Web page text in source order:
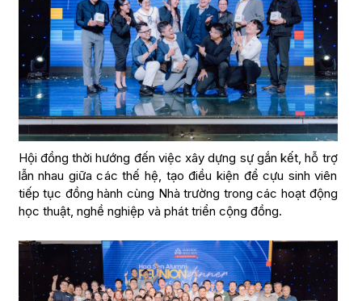
Hội đồng thời hướng đến việc xây dựng sự gắn kết, hỗ trợ
lẫn nhau giữa các thế hệ, tạo điều kiện để cựu sinh viên
tiếp tục đồng hành cùng Nhà trường trong các hoạt động
học thuật, nghề nghiệp và phát triển cộng đồng.